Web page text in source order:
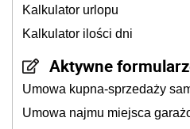
Kalkulator urlopu
Kalkulator ilości dni
Aktywne
Umowa kupna-sprzedaży
Umowa najmu miejsca